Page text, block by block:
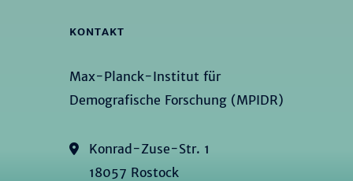
KONTAKT
Max-Planck-Institut für
Demografische Forschung (MPIDR)
Konrad-Zuse-Str. 1
18057 Rostock